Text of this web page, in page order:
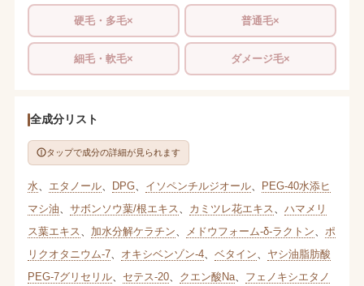
硬毛・多毛× 普通毛×
細毛・軟毛× ダメージ毛×
全成分リスト
タップで成分の詳細が見られます
水 エタノール、 DPG、 イソペンチルジオール、 PEG-40水添ヒ
マシ油
サボンソウ葉/根エキス カミツレ花エキス
ハマメリ
ス葉エキス
加水分解ケラチン メドウフォーム-δ-ラクトン
ポ
リクオタニウム-7、 オキシベンゾン-4、 ベタイン
ヤシ油脂肪酸
PEG-7グリセリル、 セテス-20、 クエン酸Na、 フェノキシエタノ